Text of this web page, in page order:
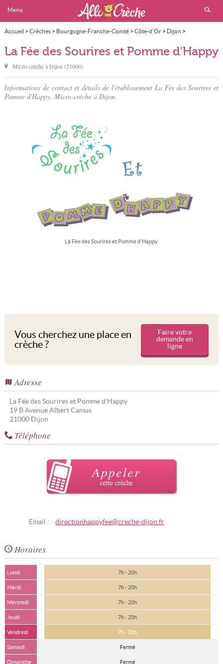
Menu
Accueil > Crèches> Bourgogne-Franche-Comté> Côte-d'Or> Dijon >
La Fée des Sourires et Pomme d'Happy
La Fée des Sourires et Pomme d'Happy
Micro-crèche àDijon (21000)
Informations de contact et détails de l'établissement La Fée des Sourires et
Pomme d'Happy, Micro-crèche à Dijon.
La Fée des Sourires et Pomme d'Happy
Vous cherchez une place en
crèche ?
Faire votre
demande en
ligne
Adresse
La Fée des Sourires et Pomme d'Happy
19 B Avenue Albert Camus
21000 Dijon
Téléphone
Appeler
cette crèche
Email : directionhappyfee@creche-dijon.fr
Horaires
Lundi 7h - 20h
Mardi 7h - 20h
Mercredi 7h - 20h
Jeudi 7h - 20h
Vendredi 7h - 20h
Samedi Fermé
Dimanche Fermé